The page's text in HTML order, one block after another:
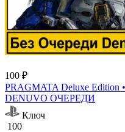
100 ₽
PRAGMATA Deluxe
DENUVO ОЧЕРЕДИ
Ключ
100